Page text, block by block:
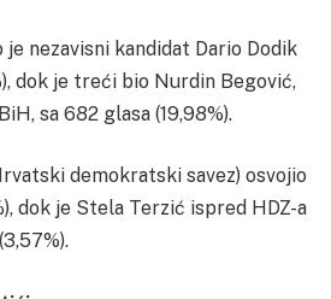
nezavisni kandidat Dario Dodik
dok je treći bio Nurdin Begović,
sa 682 glasa (19,98%).
demokratski savez) osvojio
dok je Stela Terzić ispred HDZ-a